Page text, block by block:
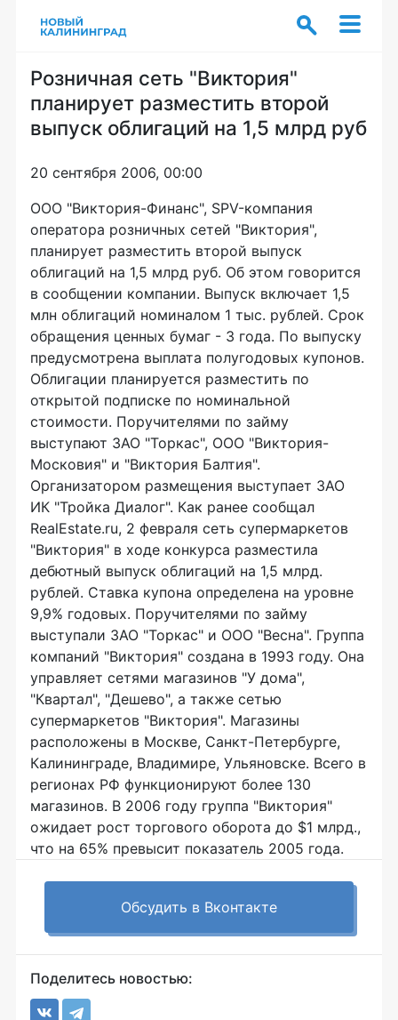
Розничная сеть "Виктория"
планирует разместить второй
выпуск облигаций на 1,5 млрд руб
20 сентября 2006, 00:00
ООО "Виктория-Финанс", SPV-компания
оператора розничных сетей "Виктория",
планирует разместить второй выпуск
облигаций на 1,5 млрд руб. Об этом говорится
в сообщении компании. Выпуск включает 1,5
млн облигаций номиналом 1 тыс. рублей. Срок
обращения ценных бумаг - 3 года. По выпуску
предусмотрена выплата полугодовых купонов.
Облигации планируется разместить по
открытой подписке по номинальной
стоимости. Поручителями по займу
выступают ЗАО "Торкас", ООО "Виктория-
Московия" и "Виктория Балтия".
Организатором размещения выступает ЗАО
ИК "Тройка Диалог". Как ранее сообщал
RealEstate.ru, 2 февраля сеть супермаркетов
"Виктория" в ходе конкурса разместила
дебютный выпуск облигаций на 1,5 млрд.
рублей. Ставка купона определена на уровне
9,9% годовых. Поручителями по займу
выступали ЗАО "Торкас" и ООО "Весна". Группа
компаний "Виктория" создана в 1993 году. Она
управляет сетями магазинов "У дома",
"Квартал", "Дешево", а также сетью
супермаркетов "Виктория". Магазины
расположены в Москве, Санкт-Петербурге,
Калининграде, Владимире, Ульяновске. Всего в
регионах РФ функционируют более 130
магазинов. В 2006 году группа "Виктория"
ожидает рост торгового оборота до $1 млрд.,
что на 65% превысит показатель 2005 года.
Обсудить в Вконтакте
Поделитесь новостью: